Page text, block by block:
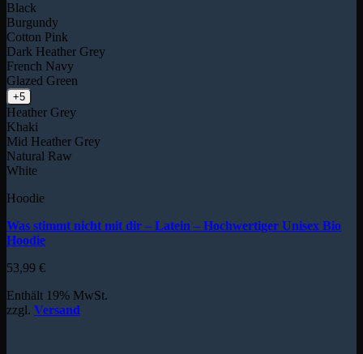
Black
Burgundy
Cotton Pink
Dark Heather Grey
French Navy
Glazed Green
+5
Heather Grey
Khaki
Mid Heather Grey
Natural Raw
White
Hoodie
Was stimmt nicht mit dir – Latein – Hochwertiger Unisex Bio
Hoodie
53,99 €
Enthält 19% MwSt.
zzgl. Versand